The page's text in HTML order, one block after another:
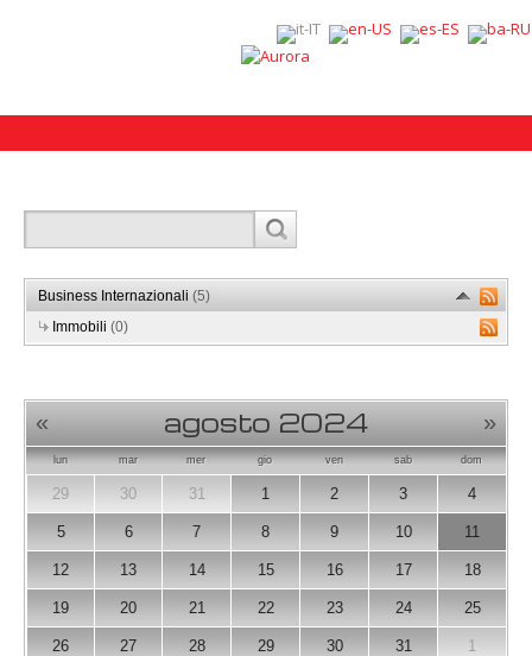
Business Internazionali (5)
Immobili (0)
« agosto 2024 »
lun mar mer gio ven sab dom
29 30 31 1 2 3 4
5 6 7 8 9 10 11
12 13 14 15 16 17 18
19 20 21 22 23 24 25
26 27 28 29 30 31 1